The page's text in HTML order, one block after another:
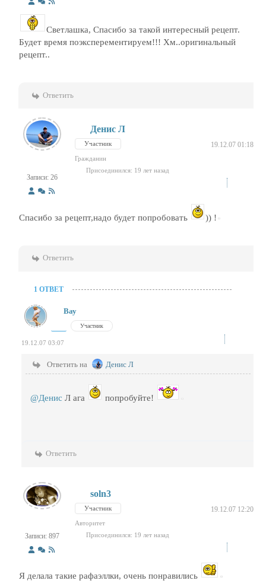
Светлашка, Спасибо за такой интересный рецепт.
Будет время поэксперементируем!!! Хм..оригинальный
рецепт..
Ответить
Записи: 26
Денис Л
Участник 19.12.07 01:18
Гражданин
Присоединился: 19 лет назад
Спасибо за рецепт,надо будет попробовать )) !
Ответить
1 ОТВЕТ
Вау
Участник
19.12.07 03:07
Ответить на Денис Л
@Денис Л ага попробуйте!
Ответить
Записи: 897
soln3
Участник 19.12.07 12:20
Авторитет
Присоединился: 19 лет назад
Я делала такие рафаэллки, очень понравились